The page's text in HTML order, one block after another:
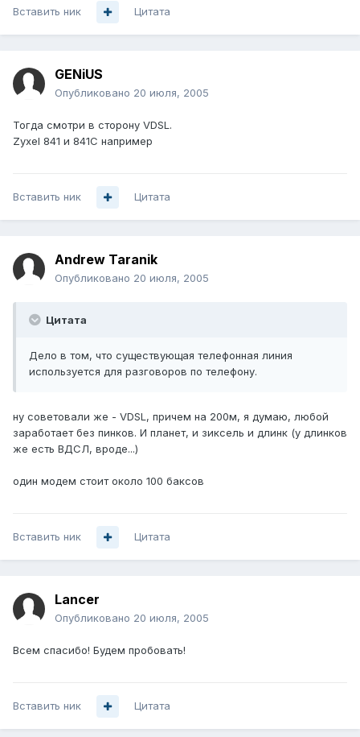
Вставить ник Цитата
GENiUS
Опубликовано 20 июля, 2005
Тогда смотри в сторону VDSL.
Zyxel 841 и 841С например
Вставить ник Цитата
Andrew Taranik
Опубликовано 20 июля, 2005
Цитата
Дело в том, что существующая телефонная линия
используется для разговоров по телефону.
ну советовали же - VDSL, причем на 200м, я думаю, любой
заработает без пинков. И планет, и зиксель и длинк (у длинков
же есть ВДСЛ, вроде...)
один модем стоит около 100 баксов
Вставить ник Цитата
Lancer
Опубликовано 20 июля, 2005
Всем спасибо! Будем пробовать!
Вставить ник Цитата